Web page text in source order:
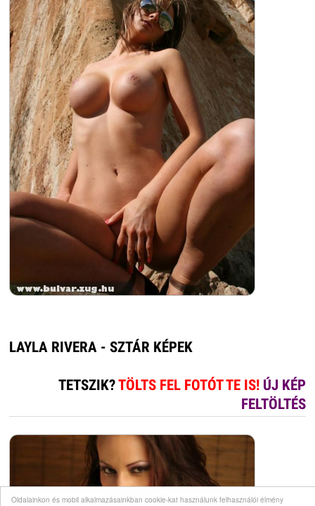
Oldalainkon és mobil alkalmazásainkban cookie-kat használunk felhasználói élmény
LAYLA RIVERA - SZTÁR KÉPEK
TETSZIK?TÖLTS FEL FOTÓT TE IS! ÚJ KÉP
FELTÖLTÉS